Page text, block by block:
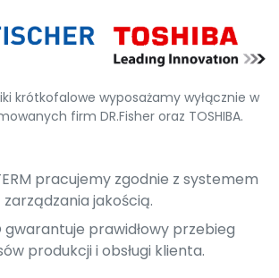
krótkofalowe wyposażamy wyłącznie w
firm DR.Fisher oraz TOSHIBA.
pracujemy zgodnie z systemem
zarządzania jakością.
gwarantuje prawidłowy przebieg
produkcji i obsługi klienta.